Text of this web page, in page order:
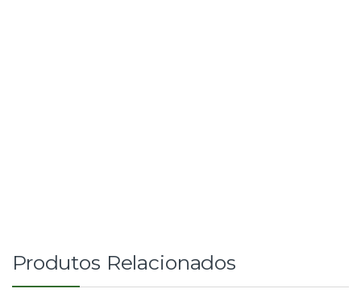
Produtos Relacionados